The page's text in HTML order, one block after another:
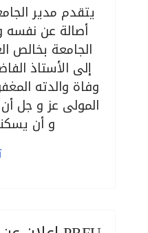
يتقدم مدير
أصالة عن نفسه
الجامعة بخالص
إلى الأستاذ
وفاة والدته
المولى عز و جل
و أن